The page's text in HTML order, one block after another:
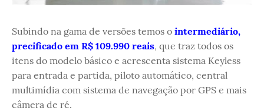
Subindo na gama de versões temos o intermediário,
precificado em R$ 109.990 reais, que traz todos os
itens do modelo básico e acrescenta sistema Keyless
para entrada e partida, piloto automático, central
multimídia com sistema de navegação por GPS e mais
câmera de ré.